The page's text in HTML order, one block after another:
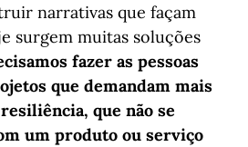
narrativas que façam
surgem muitas soluções
fazer as pessoas
que demandam mais
que não se
um produto ou serviço